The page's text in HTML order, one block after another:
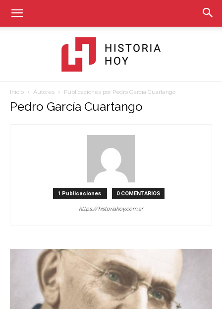
Historia
Inicio Autores Publicaciones por Pedro García Cuartango
Pedro García Cuartango
1 Publicaciones 0 COMENTARIOS
https://historiahoy.com.ar